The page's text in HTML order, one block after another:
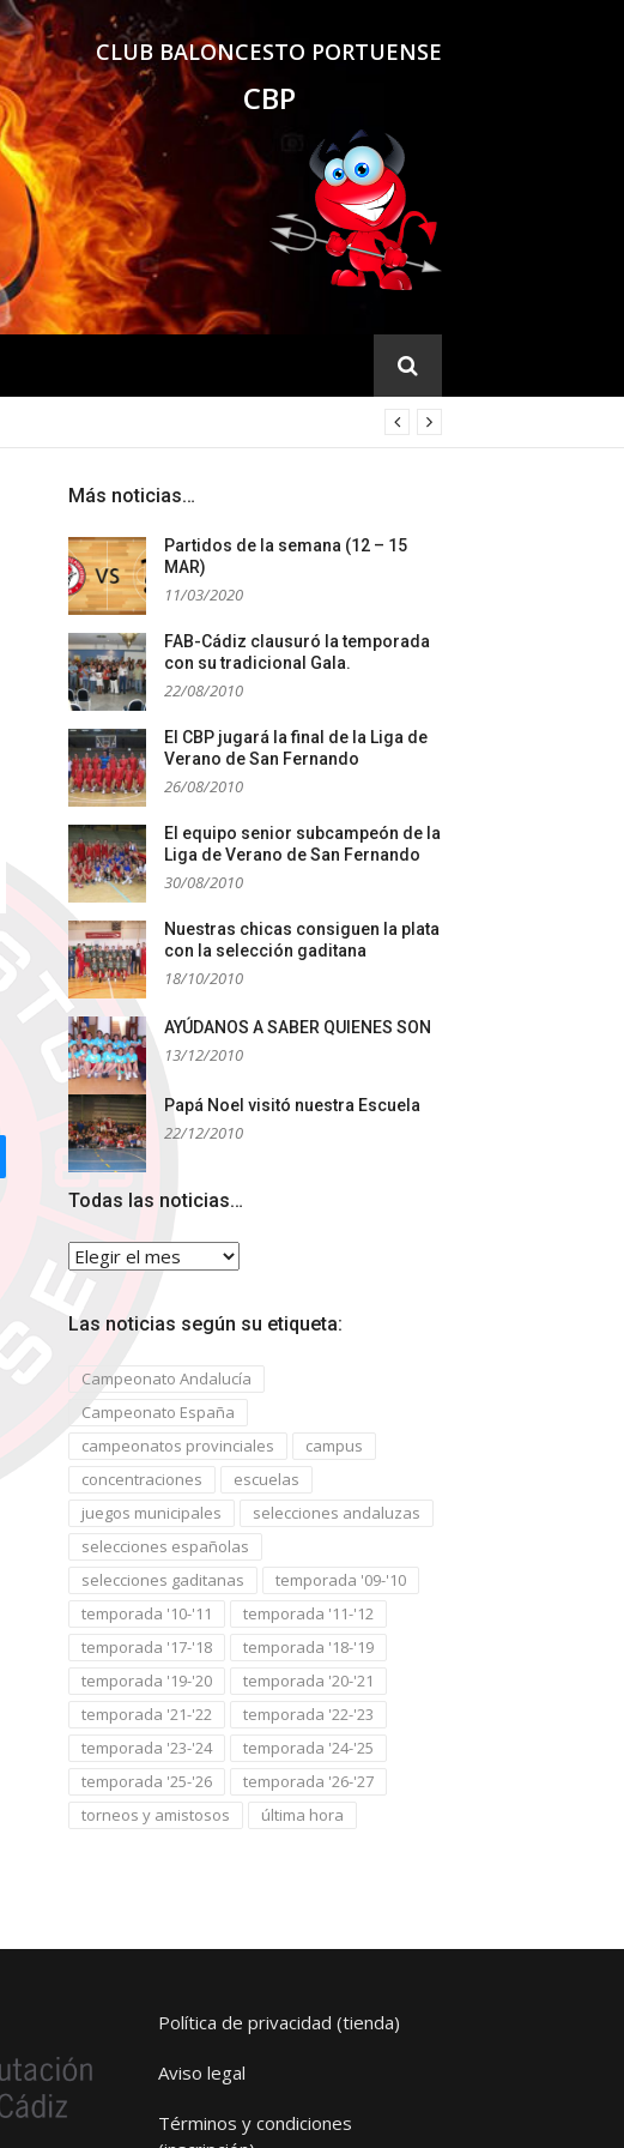
CLUB BALONCESTO PORTUENSE
CBP
Más noticias…
Partidos de la semana (12 – 15
MAR)
11/03/2020
FAB-Cádiz clausuró la temporada
con su tradicional Gala.
22/08/2010
El CBP jugará la final de la Liga de
Verano de San Fernando
26/08/2010
El equipo senior subcampeón de la
Liga de Verano de San Fernando
30/08/2010
Nuestras chicas consiguen la plata
con la selección gaditana
18/10/2010
AYÚDANOS A SABER QUIENES SON
13/12/2010
Papá Noel visitó nuestra Escuela
22/12/2010
Todas las noticias…
Todas
las
noticias…
Las noticias según su etiqueta:
Campeonato Andalucía
Campeonato España
campeonatos provinciales
campus
concentraciones
escuelas
juegos municipales
selecciones andaluzas
selecciones españolas
selecciones gaditanas
temporada '09-'10
temporada '10-'11
temporada '11-'12
temporada '17-'18
temporada '18-'19
temporada '19-'20
temporada '20-'21
temporada '21-'22
temporada '22-'23
temporada '23-'24
temporada '24-'25
temporada '25-'26
temporada '26-'27
torneos y amistosos
última hora
Política de privacidad (tienda)
Aviso legal
Términos y condiciones